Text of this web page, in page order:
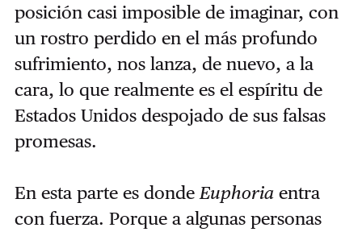
posición casi imposible de imaginar, con
un rostro perdido en el más profundo
sufrimiento, nos lanza, de nuevo, a la
cara, lo que realmente es el espíritu de
Estados Unidos despojado de sus falsas
promesas.
En esta parte es donde Euphoriaentra
con fuerza. Porque a algunas personas